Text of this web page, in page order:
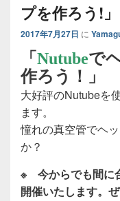
プを作ろう!」
2017年7月27日 に
「 Nutubeで
作ろう！」
大好評のNutubeを
ます。
憧れの真空管でヘ
か？
※ 今からでも間に
開催いたします。